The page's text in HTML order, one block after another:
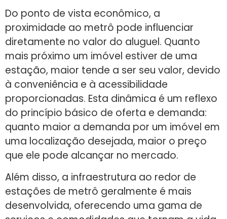
Do ponto de vista econômico, a
proximidade ao metrô pode influenciar
diretamente no valor do aluguel. Quanto
mais próximo um imóvel estiver de uma
estação, maior tende a ser seu valor, devido
à conveniência e à acessibilidade
proporcionadas. Esta dinâmica é um reflexo
do princípio básico de oferta e demanda:
quanto maior a demanda por um imóvel em
uma localização desejada, maior o preço
que ele pode alcançar no mercado.
Além disso, a infraestrutura ao redor de
estações de metrô geralmente é mais
desenvolvida, oferecendo uma gama de